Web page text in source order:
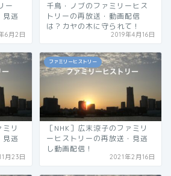
ー
見逃
6月2日
千鳥・ノブのファミリーヒス
トリーの再放送・動画配信
は？カヤの木に守られて！
2019年4月16日
リ
見逃
月23日
ファミリーヒストリー
［NHK］広末涼子のファミリ
ーヒストリーの再放送・見逃
し動画配信！
2021年2月16日